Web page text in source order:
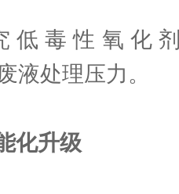
性氧化剂(
液处理压力。
化升级